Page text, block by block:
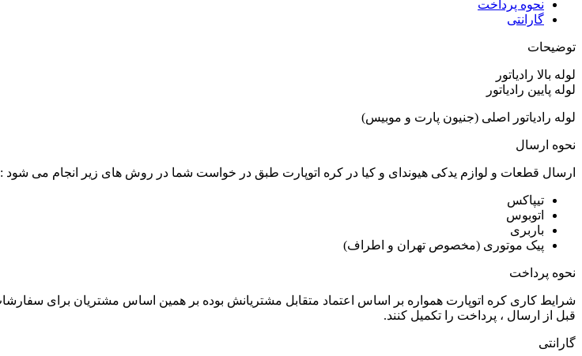
نحوه پرداخت
گارانتی
توضیحات
لوله بالا رادیاتور
لوله پایین رادیاتور
لوله رادیاتور اصلی (جنیون پارت و موبیس)
نحوه ارسال
ارسال قطعات و لوازم یدکی هیوندای و کیا در کره اتوپارت طبق در خواست شما در روش های زیر انجام می شود :
تیپاکس
اتوبوس
باربری
پیک موتوری (مخصوص تهران و اطراف)
نحوه پرداخت
شرایط کاری کره اتوپارت همواره بر اساس اعتماد متقابل مشتریانش بوده بر همین اساس مشتریان برای
قبل از ارسال ، پرداخت را تکمیل کنند.
گارانتی